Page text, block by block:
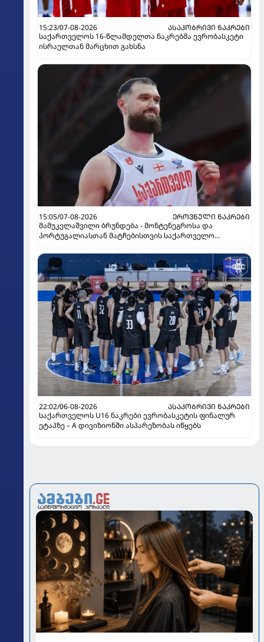
15:23/07-08-2026
ᲐᲡᲐᲙᲝᲑᲠᲘᲕᲘ ᲜᲐᲙᲠᲔᲑᲘ
საქართველოს 16-წლამდელთა ნაკრებმა ევრობასკეტი
ისრაელთან მარცხით გახსნა
15:05/07-08-2026
ᲔᲠᲝᲕᲜᲣᲚᲘ ᲜᲐᲙᲠᲔᲑᲘ
მამუკელაშვილი ბრუნდება - მონტენეგროსა და
პორტუგალიასთან მატჩებისთვის საქართველო
22:02/06-08-2026
ᲐᲡᲐᲙᲝᲑᲠᲘᲕᲘ ᲜᲐᲙᲠᲔᲑᲘ
საქართველოს U16 ნაკრები ევრობასკეტის ფინალურ
ეტაპზე – A დივიზიონში ასპარეზობას იწყებს